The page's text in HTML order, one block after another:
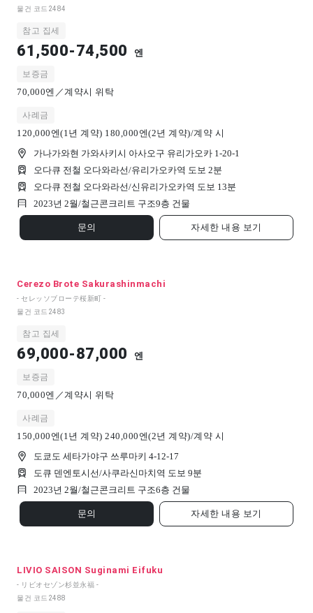
물건 코드 2484
참고 집세
61,500-74,500 엔
보증금
70,000엔／계약시 위탁
사례금
120,000엔(1년 계약) 180,000엔(2년 계약)/계약 시
가나가와현 가와사키시 아사오구 유리가오카 1-20-1
오다큐 전철 오다와라선/유리가오카역 도보 2분
오다큐 전철 오다와라선/신유리가오카역 도보 13분
2023년 2월/철근콘크리트 구조9층 건물
문의 자세한 내용 보기
Cerezo Brote Sakurashinmachi
- セレッソブローテ桜新町 -
물건 코드 2483
참고 집세
69,000-87,000 엔
보증금
70,000엔／계약시 위탁
사례금
150,000엔(1년 계약) 240,000엔(2년 계약)/계약 시
도쿄도 세타가야구 쓰루마키 4-12-17
도큐 덴엔토시선/사쿠라신마치역 도보 9분
2023년 2월/철근콘크리트 구조6층 건물
문의 자세한 내용 보기
LIVIO SAISON Suginami Eifuku
- リビオセゾン杉並永福 -
물건 코드 2488